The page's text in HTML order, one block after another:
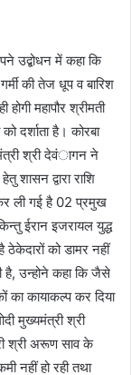
उद्बोधन में कहा कि
की तेज धूप व बारिश
महापौर श्रीमती
दर्शाता है। कोरबा
श्री देवंागन ने
द्वारा राशि
कर ली गई है 02 प्रमुख
ईरान इजरायल युद्ध
को डामर नहीं
है, उन्होने कहा कि जैसे
का कायाकल्प कर दिया
मुख्यमंत्री श्री
श्री अरूण साव के
नहीं हो रही तथा